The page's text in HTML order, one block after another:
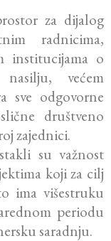
za dijalog
radnicima,
institucijama o
većem
sve odgovorne
društveno
zajednici.
su važnost
koji za cilj
ima višestruku
periodu
saradnju.